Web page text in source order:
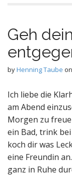
Geh
byHenning Taube on
Ich liebe die
am Abend
Morgen zu
ein Bad, trink
koch dir was
eine Freundin
ganz in Ruhe